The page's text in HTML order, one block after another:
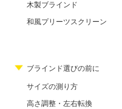
木製ブラインド
和風プリーツスクリーン
ブラインド選びの前に
サイズの測り方
高さ調整・左右転換